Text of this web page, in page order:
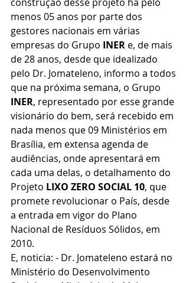
menos 05 anos por parte dos
gestores nacionais em várias
empresas do Grupo INER e, de mais
de 28 anos, desde que idealizado
pelo Dr. Jomateleno, informo a todos
que na próxima semana, o Grupo
INER, representado por esse grande
visionário do bem, será recebido em
nada menos que 09 Ministérios em
Brasília, em extensa agenda de
audiências, onde apresentará em
cada uma delas, o detalhamento do
Projeto LIXO ZERO SOCIAL 10, que
promete revolucionar o País, desde
a entrada em vigor do Plano
Nacional de Resíduos Sólidos, em
2010.
E, noticia: - Dr. Jomateleno estará no
Ministério do Desenvolvimento